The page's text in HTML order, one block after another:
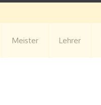
Meister Lehrer